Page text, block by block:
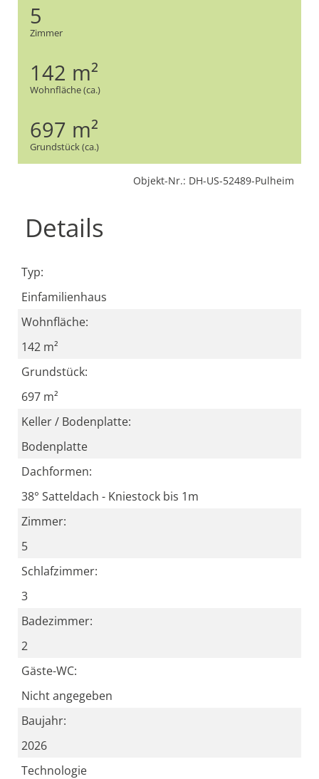
5
Zimmer
142 m²
Wohnfläche (ca.)
697 m²
Grundstück (ca.)
Objekt-Nr.: DH-US-52489-Pulheim
Details
Typ:
Einfamilienhaus
Wohnfläche:
142 m²
Grundstück:
697 m²
Keller / Bodenplatte:
Bodenplatte
Dachformen:
38° Satteldach - Kniestock bis 1m
Zimmer:
5
Schlafzimmer:
3
Badezimmer:
2
Gäste-WC:
Nicht angegeben
Baujahr:
2026
Technologie